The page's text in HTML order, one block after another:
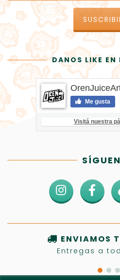
DANOS LIKE EN
Me gusta
Visitá nuestra
ENVIAMOS
Entregas a